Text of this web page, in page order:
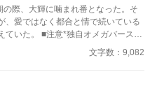
際、大輝に噛まれ番となった。そ
、愛ではなく都合と情で続いている
ていた。 ■注意*独自オメガバース設
同じ世界設定です。関係は一切な
文字数：9,082